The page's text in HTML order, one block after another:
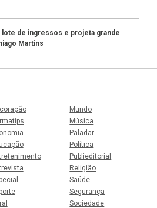
lote de ingressos e projeta grande
Martins
Mundo
Música
Paladar
Política
Publieditorial
Religião
Saúde
Segurança
Sociedade